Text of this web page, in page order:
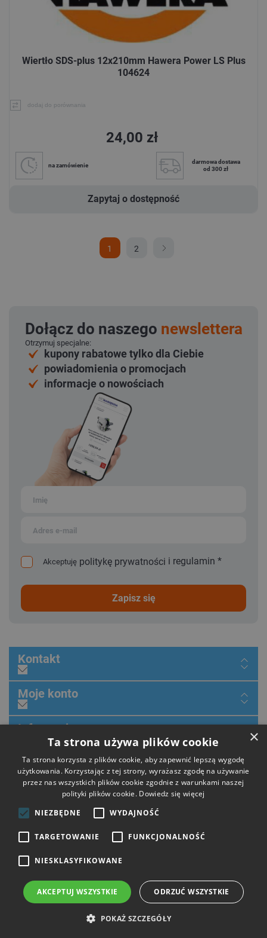
Wiertło SDS-plus 12x210mm Hawera Power LS Plus
104624
dodaj do porównania
24,00 zł
na zamówienie
darmowa dostawa
od 300 zł
Zapytaj o dostępność
1 2
Dołącz do naszego newslettera
Otrzymuj specjalne:
kupony rabatowe tylko dla Ciebie
powiadomienia o promocjach
informacje o nowościach
Akceptuję politykę prywatności i regulamin *
zapisz się
Kontakt
Moje konto
Informacje
Poradnik
Płatności
Dostawa
×
Ta strona używa plików cookie
Ta strona korzysta z plików cookie, aby zapewnić lepszą wygodę
użytkowania. Korzystając z tej strony, wyrażasz zgodę na używanie
przez nas wszystkich plików cookie zgodnie z warunkami naszej
polityki plików cookie. Dowiedz się więcej
NIEZBĘDNE
WYDAJNOŚĆ
TARGETOWANIE FUNKCJONALNOŚĆ
NIESKLASYFIKOWANE
AKCEPTUJ WSZYSTKIE ODRZUĆ WSZYSTKIE
POKAŻ SZCZEGÓŁY